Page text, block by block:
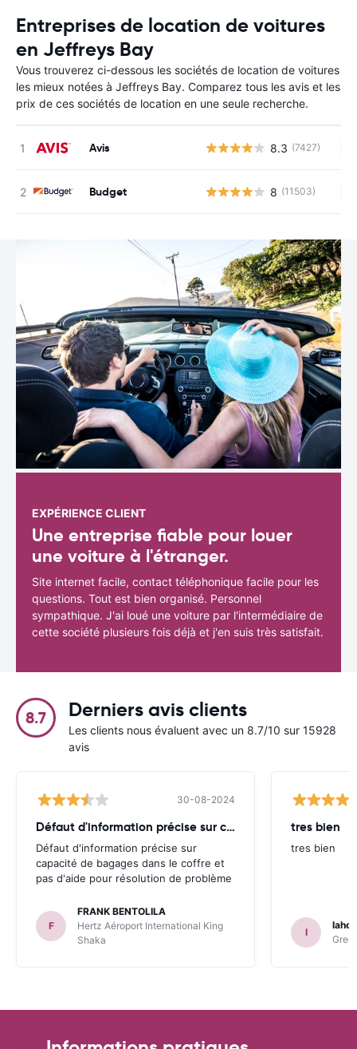
Entreprises de location de voitures
en Jeffreys Bay
Vous trouverez ci-dessous les sociétés de location de voitures
les mieux notées à Jeffreys Bay. Comparez tous les avis et les
prix de ces sociétés de location en une seule recherche.
Avis 8.3 (7427)
Budget 8 (11503)
EXPÉRIENCE CLIENT
Une entreprise fiable pour louer
une voiture à l'étranger.
Site internet facile, contact téléphonique facile pour les
questions. Tout est bien organisé. Personnel
sympathique. J'ai loué une voiture par l'intermédiaire de
cette société plusieurs fois déjà et j'en suis très satisfait.
8.7 Derniers avis clients
Les clients nous évaluent avec un 8.7/10 sur 15928
avis
30-08-2024
Défaut d'information précise sur capacité
Défaut d'information précise sur
capacité de bagages dans le coffre et
pas d'aide pour résolution de problème
F
FRANK BENTOLILA
Hertz Aéroport International King
Shaka
tres bien
tres bien
l